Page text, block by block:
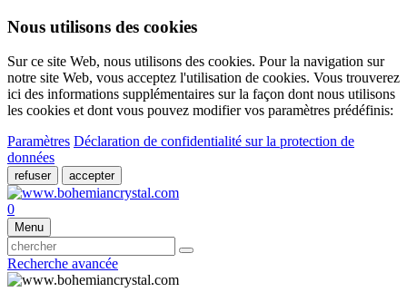
Nous utilisons des cookies
Sur ce site Web, nous utilisons des cookies. Pour la navigation sur
notre site Web, vous acceptez l'utilisation de cookies. Vous trouverez
ici des informations supplémentaires sur la façon dont nous utilisons
les cookies et dont vous pouvez modifier vos paramètres prédéfinis:
Paramètres Déclaration de confidentialité sur la protection de
données
refuser accepter
0
Menu
Recherche avancée